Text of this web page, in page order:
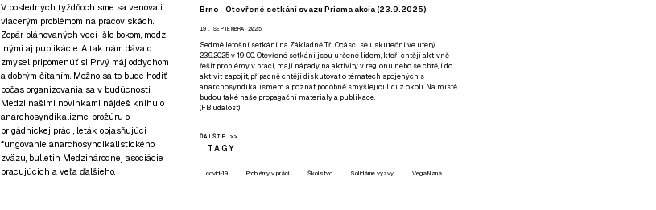
V posledných týždňoch sme sa venovali
viacerým problémom na pracoviskách.
Zopár plánovaných vecí išlo bokom, medzi
inými aj publikácie. A tak nám dávalo
zmysel pripomenúť si Prvý máj oddychom
a dobrým čítaním. Možno sa to bude hodiť
počas organizovania sa v budúcnosti.
Medzi našimi novinkami nájdeš knihu o
anarchosyndikalizme, brožúru o
brigádnickej práci, leták objasňujúci
fungovanie anarchosyndikalistického
zväzu, bulletin Medzinárodnej asociácie
pracujúcich a veľa ďalšieho.
Brno - Otevřené setkání svazu Priama akcia (23.9.2025)
19. SEPTEMBRA 2025
Sedmé letošní setkání na Základně Tři Ocásci se uskuteční ve uterý
23.9.2025 v 19:00. Otevřené setkání jsou určené lidem, kteří chtějí aktivně
řešit problémy v práci, mají nápady na aktivity v regionu nebo se chtějí do
aktivit zapojit, případně chtějí diskutovat o tématech spojených s
anarchosyndikalismem a poznat podobně smýšlející lidi z okolí. Na místě
budou také naše propagační materiály a publikace.
(FB událost)
ĎALŠIE >>
TAGY
covid-19 Problémy v práci Školstvo Solidárne výzvy VegaNana